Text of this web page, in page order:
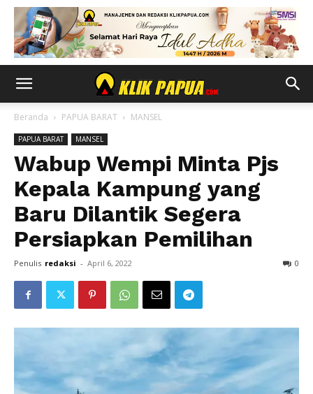
Beranda PAPUA BARAT MANSEL
PAPUA BARAT MANSEL
Wabup Wempi Minta Pjs
Kepala Kampung yang
Baru Dilantik Segera
Persiapkan Pemilihan
Penulis redaksi - April 6, 2022 0